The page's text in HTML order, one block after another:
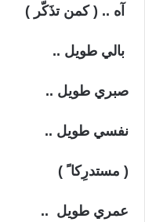
آه .. ( كمن تذَكّر )
بالي طويل ..
صبري طويل ..
نفسي طويل ..
( مستدرِكا ً )
عمري طويل ..